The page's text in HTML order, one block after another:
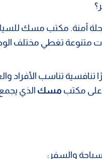
آمنة. مكتب مسك
متنوعة تغطي مختلف
تنافسية تناسب
على مكتب مسك الذي
والسفر: